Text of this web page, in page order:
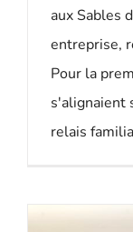
aux Sables
entreprise,
Pour la
s'alignaient
relais